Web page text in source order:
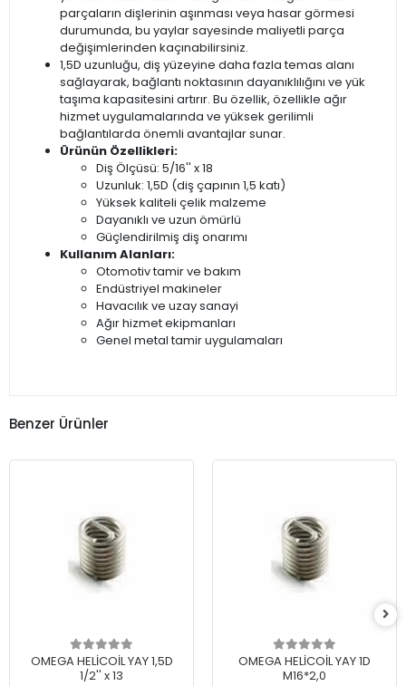
parçaların dişlerinin aşınması veya hasar görmesi
durumunda, bu yaylar sayesinde maliyetli parça
değişimlerinden kaçınabilirsiniz.
1,5D uzunluğu, diş yüzeyine daha fazla temas alanı
sağlayarak, bağlantı noktasının dayanıklılığını ve yük
taşıma kapasitesini artırır. Bu özellik, özellikle ağır
hizmet uygulamalarında ve yüksek gerilimli
bağlantılarda önemli avantajlar sunar.
Ürünün Özellikleri:
Diş Ölçüsü: 5/16'' x 18
Uzunluk: 1,5D (diş çapının 1,5 katı)
Yüksek kaliteli çelik malzeme
Dayanıklı ve uzun ömürlü
Güçlendirilmiş diş onarımı
Kullanım Alanları:
Otomotiv tamir ve bakım
Endüstriyel makineler
Havacılık ve uzay sanayi
Ağır hizmet ekipmanları
Genel metal tamir uygulamaları
Benzer Ürünler
OMEGA HELİCOİL YAY 1,5D
1/2'' x 13
OMEGA HELİCOİL YAY 1D
M16*2,0